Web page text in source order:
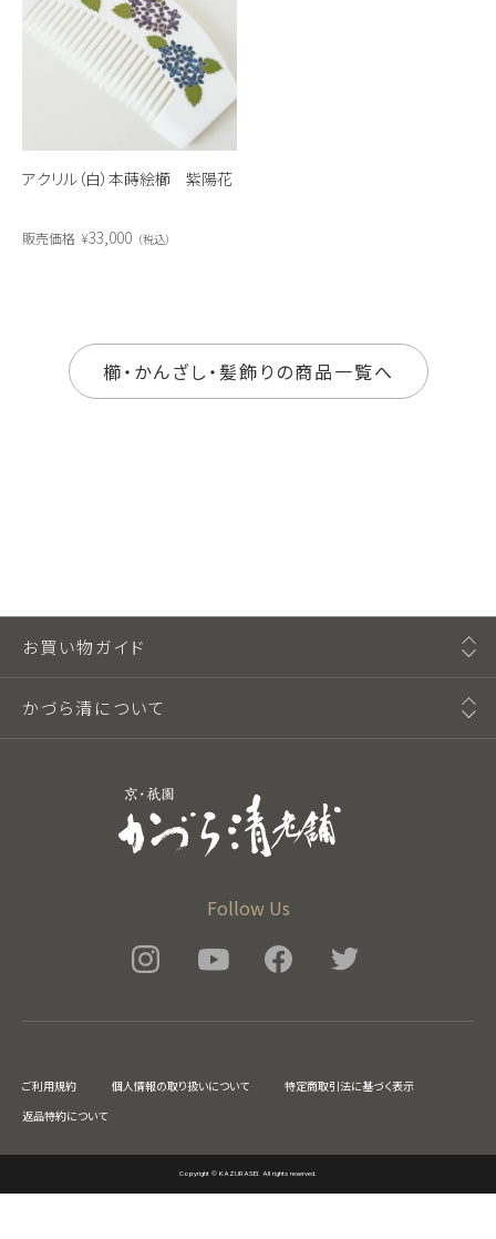
アクリル（白）本蒔絵櫛 紫陽花
販売価格 ¥33,000 税込
櫛・かんざし・髪飾りの商品一覧へ
Follow Us
お買い物ガイド
かづら清について
ご利用規約 個人情報の取り扱いについて
特定商取引法に基づく表示
返品特約について
Copyright © KAZURASEI. All rights reserved.